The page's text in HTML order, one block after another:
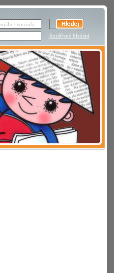
Rozšířené hledání